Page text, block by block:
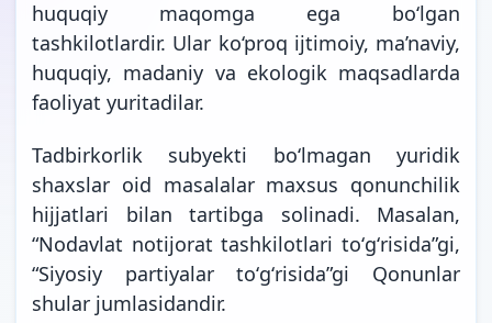
huquqiy maqomga ega bo‘lgan
tashkilotlardir. Ular ko‘proq ijtimoiy, ma’naviy,
huquqiy, madaniy va ekologik maqsadlarda
faoliyat yuritadilar.
Tadbirkorlik subyekti bo‘lmagan yuridik
shaxslar oid masalalar maxsus qonunchilik
hijjatlari bilan tartibga solinadi. Masalan,
“Nodavlat notijorat tashkilotlari toʻgʻrisida”gi,
“Siyosiy partiyalar toʻgʻrisida”gi Qonunlar
shular jumlasidandir.